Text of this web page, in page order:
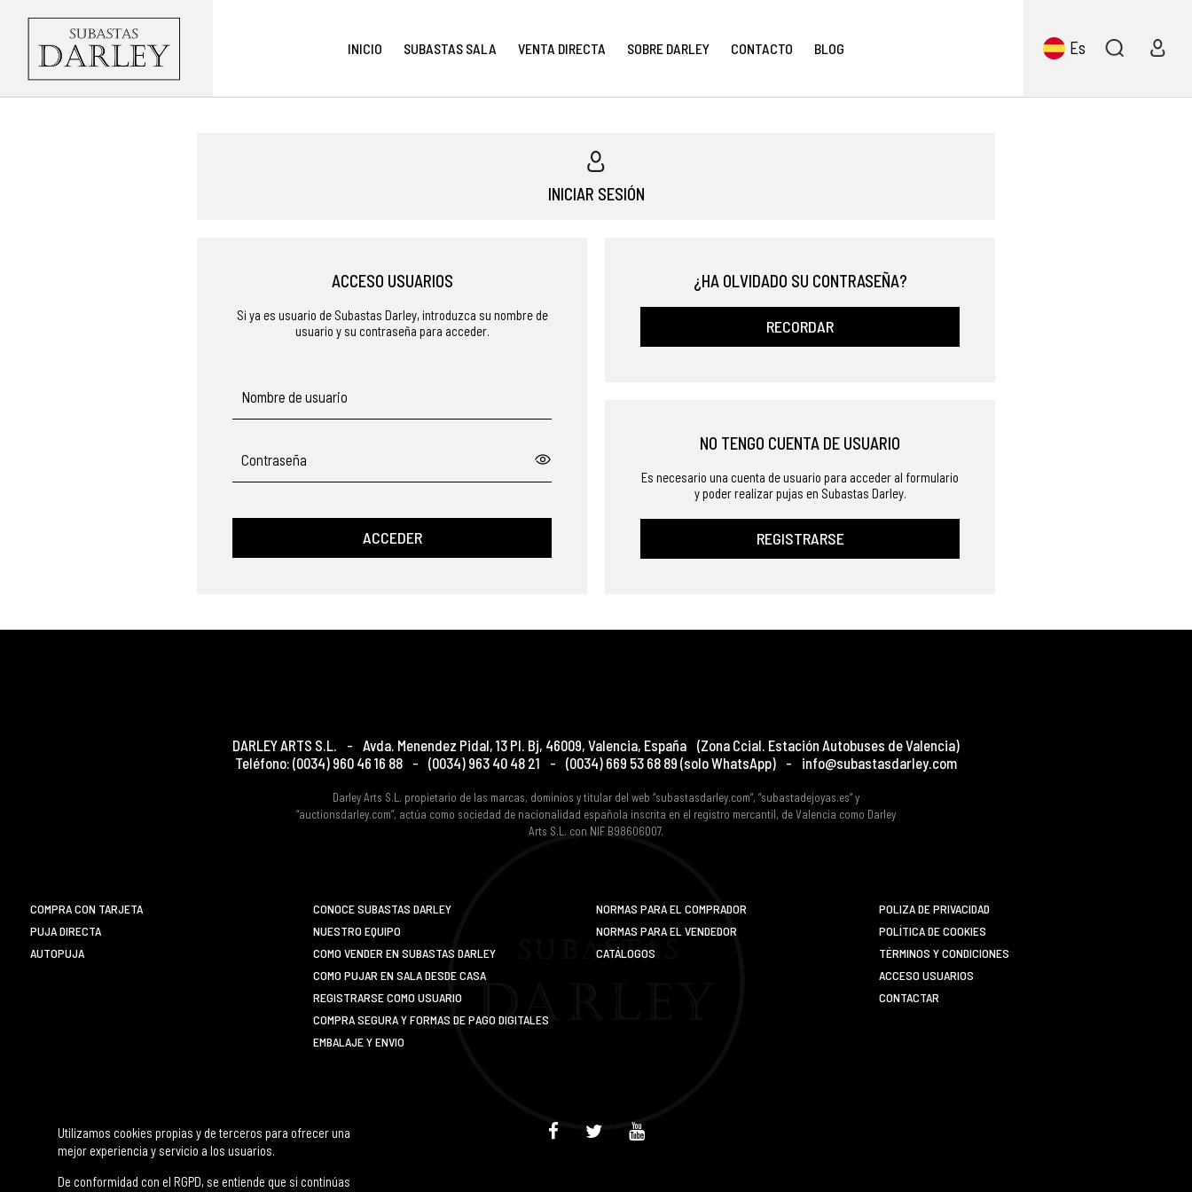
Utilizamos cookies propias y de terceros para ofrecer una
mejor experiencia y servicio a los usuarios.
De conformidad con el RGPD, se entiende que si continúas
INICIO SUBASTAS SALA VENTA DIRECTA SOBRE DARLEY CONTACTO BLOG Es
INICIAR SESIÓN
ACCESO USUARIOS
Si ya es usuario de Subastas Darley, introduzca su nombre de
usuario y su contraseña para acceder.
Nombre de usuario
Contraseña
ACCEDER
¿HA OLVIDADO SU CONTRASEÑA?
RECORDAR
NO TENGO CUENTA DE USUARIO
Es necesario una cuenta de usuario para acceder al formulario
y poder realizar pujas en Subastas Darley.
REGISTRARSE
DARLEY ARTS S.L. - Avda. Menendez Pidal, 13 Pl. Bj, 46009, Valencia, España (Zona Ccial. Estación Autobuses de Valencia)
Teléfono: (0034) 960 46 16 88 - (0034) 963 40 48 21 - (0034) 669 53 68 89 (solo WhatsApp) - info@subastasdarley.com
Darley Arts S.L. propietario de las marcas, dominios y titular del web “subastasdarley.com”, “subastadejoyas.es” y
“auctionsdarley.com”, actúa como sociedad de nacionalidad española inscrita en el registro mercantil, de Valencia como Darley
Arts S.L. con NIF B98606007.
COMPRA CON TARJETA
PUJA DIRECTA
AUTOPUJA
CONOCE SUBASTAS DARLEY
NUESTRO EQUIPO
COMO VENDER EN SUBASTAS DARLEY
COMO PUJAR EN SALA DESDE CASA
REGISTRARSE COMO USUARIO
COMPRA SEGURA Y FORMAS DE PAGO DIGITALES
EMBALAJE Y ENVIO
NORMAS PARA EL COMPRADOR
NORMAS PARA EL VENDEDOR
CATÁLOGOS
POLIZA DE PRIVACIDAD
POLÍTICA DE COOKIES
TÉRMINOS Y CONDICIONES
ACCESO USUARIOS
CONTACTAR